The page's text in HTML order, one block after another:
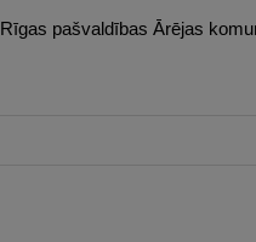
Rīgas pašvaldības Ārējas